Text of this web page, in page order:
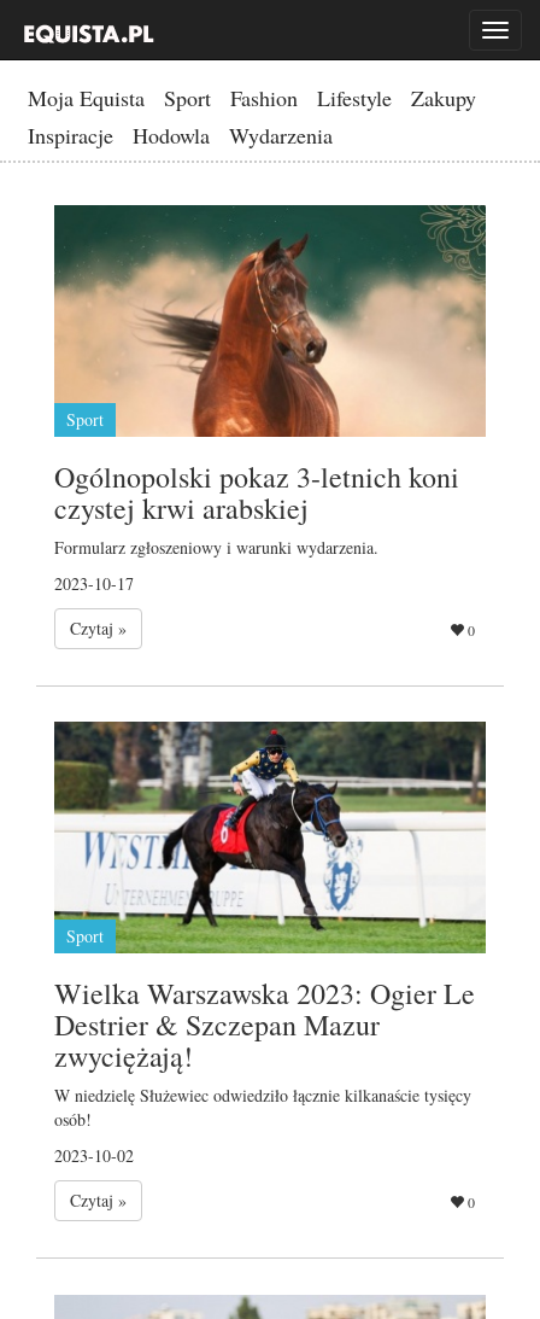
Toggle
Moja Equista Sport Fashion Lifestyle
Zakupy
Inspiracje
Hodowla Wydarzenia
Sport
Ogólnopolski pokaz 3-letnich koni
czystej krwi arabskiej
Formularz zgłoszeniowy i warunki wydarzenia.
2023-10-17
Czytaj »
0
Sport
Wielka Warszawska 2023: Ogier Le
Destrier & Szczepan Mazur
zwyciężają!
W niedzielę Służewiec odwiedziło łącznie kilkanaście tysięcy
osób!
2023-10-02
Czytaj »
0